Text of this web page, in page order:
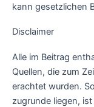
kann gesetzlichen
Disclaimer
Alle im Beitrag
Quellen, die zum
erachtet wurden.
zugrunde liegen,